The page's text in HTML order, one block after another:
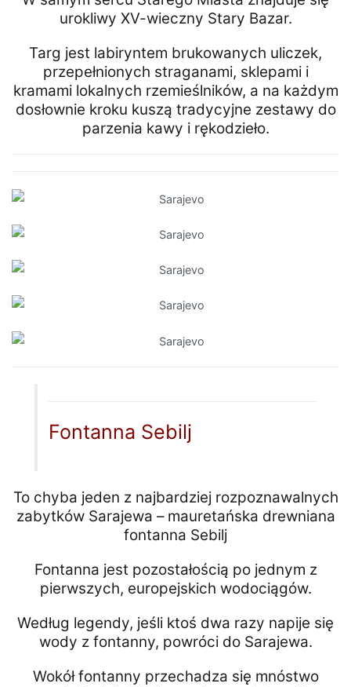
urokliwy XV-wieczny Stary Bazar.
Targ jest labiryntem brukowanych uliczek,
przepełnionych straganami, sklepami i
kramami lokalnych rzemieślników, a na każdym
dosłownie kroku kuszą tradycyjne zestawy do
parzenia kawy i rękodzieło.
Fontanna Sebilj
To chyba jeden z najbardziej rozpoznawalnych
zabytków Sarajewa – mauretańska drewniana
fontanna Sebilj
Fontanna jest pozostałością po jednym z
pierwszych, europejskich wodociągów.
Według legendy, jeśli ktoś dwa razy napije się
wody z fontanny, powróci do Sarajewa.
Wokół fontanny przechadza się mnóstwo